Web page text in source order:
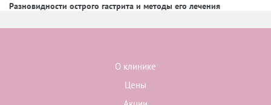
Разновидности острого гастрита и методы его лечения
О клинике
Цены